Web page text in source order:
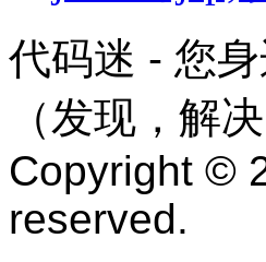
代码迷 - 您
（发现，解
Copyright ©
reserved.